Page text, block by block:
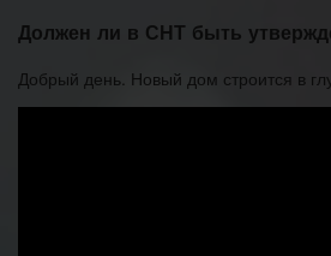
Должен ли в СНТ быть
Добрый день. Новый дом строится в